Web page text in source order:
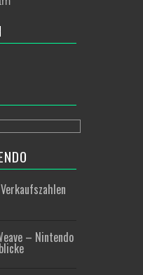
– Nintendo